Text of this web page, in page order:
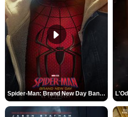
Spider-Man: Brand New Day Bande-annonce VO STFR